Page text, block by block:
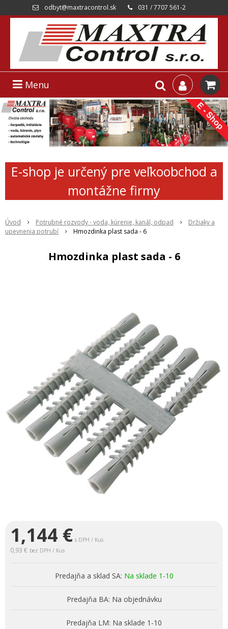
odbyt@maxtracontrol.sk 031 / 7707 561-2
Menu
E-shop je určený pre veľkoobchod a
montážne firmy
Úvod Potrubné rozvody - voda, kúrenie, kanál, odpad
Držiaky a
upevnenia potrubí
Hmozdinka plast sada - 6
Hmozdinka plast sada - 6
1,144 € s DPH / Kus
0,93 € bez DPH / Kus
Predajňa a sklad SA: Na sklade 1-10
Predajňa BA: Na objednávku
Predajňa LM: Na sklade 1-10